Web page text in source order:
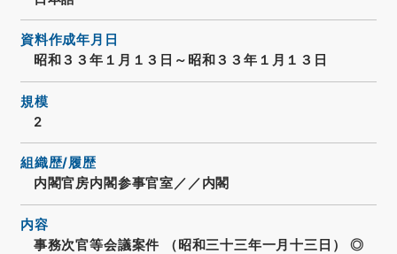
資料作成年月日
昭和３３年１月１３日～昭和３３年１月１３日
規模
2
組織歴/履歴
内閣官房内閣参事官室／／内閣
内容
事務次官等会議案件 （昭和三十三年一月十三日） ◎